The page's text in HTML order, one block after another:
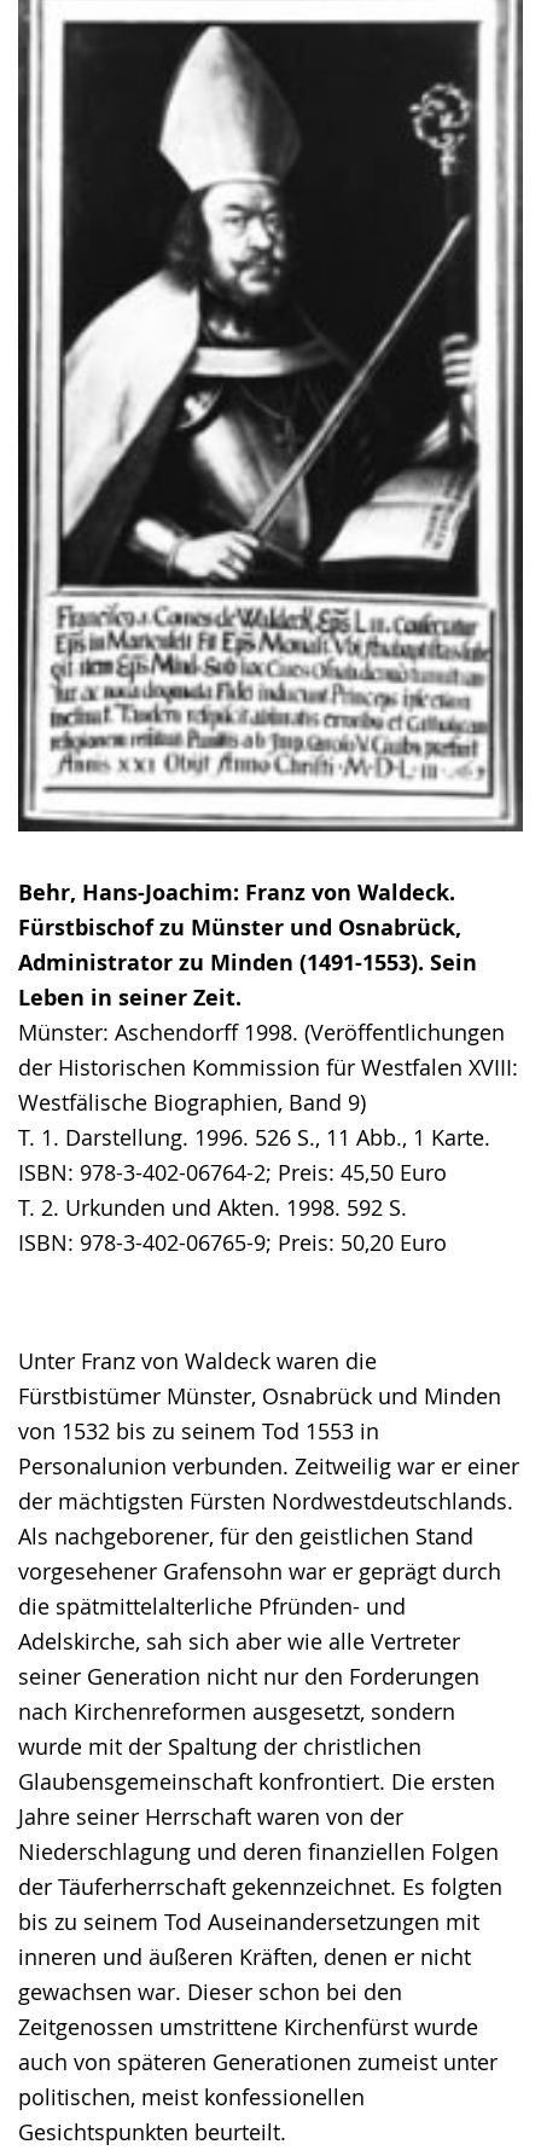
Behr, Hans-Joachim: Franz von Waldeck.
Fürstbischof zu Münster und Osnabrück,
Administrator zu Minden (1491-1553). Sein
Leben in seiner Zeit.
Münster: Aschendorff 1998. (Veröffentlichungen
der Historischen Kommission für Westfalen XVIII:
Westfälische Biographien, Band 9)
T. 1. Darstellung. 1996. 526 S., 11 Abb., 1 Karte.
ISBN: 978-3-402-06764-2; Preis: 45,50 Euro
T. 2. Urkunden und Akten. 1998. 592 S.
ISBN: 978-3-402-06765-9; Preis: 50,20 Euro
Unter Franz von Waldeck waren die
Fürstbistümer Münster, Osnabrück und Minden
von 1532 bis zu seinem Tod 1553 in
Personalunion verbunden. Zeitweilig war er einer
der mächtigsten Fürsten Nordwestdeutschlands.
Als nachgeborener, für den geistlichen Stand
vorgesehener Grafensohn war er geprägt durch
die spätmittelalterliche Pfründen- und
Adelskirche, sah sich aber wie alle Vertreter
seiner Generation nicht nur den Forderungen
nach Kirchenreformen ausgesetzt, sondern
wurde mit der Spaltung der christlichen
Glaubensgemeinschaft konfrontiert. Die ersten
Jahre seiner Herrschaft waren von der
Niederschlagung und deren finanziellen Folgen
der Täuferherrschaft gekennzeichnet. Es folgten
bis zu seinem Tod Auseinandersetzungen mit
inneren und äußeren Kräften, denen er nicht
gewachsen war. Dieser schon bei den
Zeitgenossen umstrittene Kirchenfürst wurde
auch von späteren Generationen zumeist unter
politischen, meist konfessionellen
Gesichtspunkten beurteilt.
Gebärdensprache